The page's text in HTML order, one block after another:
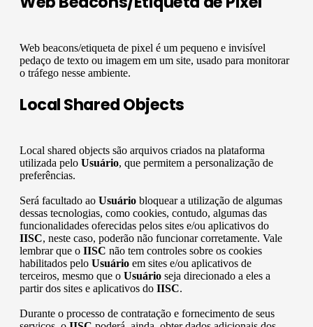
Web beacons/etiqueta de pixel é um pequeno e invisível
pedaço de texto ou imagem em um site, usado para monitorar
o tráfego nesse ambiente.
Local Shared Objects
Local shared objects são arquivos criados na plataforma
utilizada pelo Usuário, que permitem a personalização de
preferências.
Será facultado ao Usuário bloquear a utilização de algumas
dessas tecnologias, como cookies, contudo, algumas das
funcionalidades oferecidas pelos sites e/ou aplicativos do
IISC, neste caso, poderão não funcionar corretamente. Vale
lembrar que o IISC não tem controles sobre os cookies
habilitados pelo Usuário em sites e/ou aplicativos de
terceiros, mesmo que o Usuário seja direcionado a eles a
partir dos sites e aplicativos do IISC.
Durante o processo de contratação e fornecimento de seus